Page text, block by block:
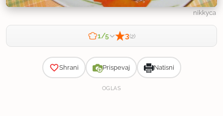
nikkyca
1/5 3(2)
Shrani Prispevaj Natisni
OGLAS